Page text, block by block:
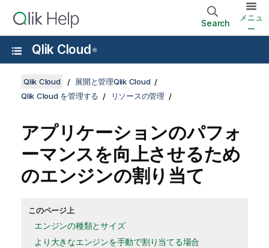
Search
メニュ
ー
Qlik Cloud ®
Qlik Cloud
展開と管理Qlik Cloud
Qlik Cloud を管理する
リソースの管理
アプリケーションのパフォ
ーマンスを向上させるため
のエンジンの割り当て
このページ上
エンジンの種類とサイズ
より大きなエンジンを手動で割り当てる場合